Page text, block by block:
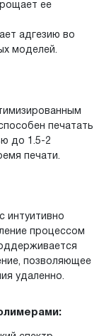
ее
адгезию во
моделей.
печатать
до 1.5-2
печати.
интуитивно
процессом
позволяющее
удаленно.